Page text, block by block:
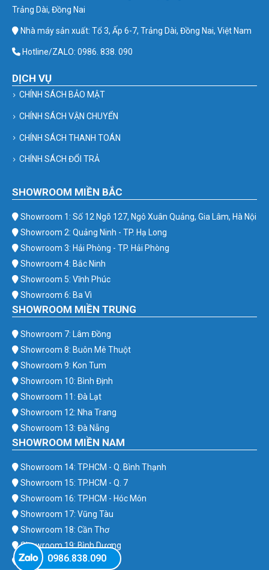
Trảng Dài, Đồng Nai
Nhà máy sản xuất: Tổ 3, Ấp 6-7, Trảng Dài, Đồng Nai, Việt Nam
Hotline/ZALO: 0986. 838. 090
DỊCH VỤ
CHÍNH SÁCH BẢO MẬT
CHÍNH SÁCH VẬN CHUYỂN
CHÍNH SÁCH THANH TOÁN
CHÍNH SÁCH ĐỔI TRẢ
SHOWROOM MIỀN BẮC
Showroom 1: Số 12 Ngõ 127, Ngô Xuân Quảng, Gia Lâm, Hà Nội
Showroom 2: Quảng Ninh - TP. Hạ Long
Showroom 3: Hải Phòng - TP. Hải Phòng
Showroom 4: Bắc Ninh
Showroom 5: Vĩnh Phúc
Showroom 6: Ba Vì
SHOWROOM MIỀN TRUNG
Showroom 7: Lâm Đồng
Showroom 8: Buôn Mê Thuột
Showroom 9: Kon Tum
Showroom 10: Bình Định
Showroom 11: Đà Lạt
Showroom 12: Nha Trang
Showroom 13: Đà Nẵng
SHOWROOM MIỀN NAM
Showroom 14: TP.HCM - Q. Bình Thạnh
Showroom 15: TP.HCM - Q. 7
Showroom 16: TP.HCM - Hóc Môn
Showroom 17: Vũng Tàu
Showroom 18: Cần Thơ
Showroom 19: Bình Dương
Showroom 20: Bình Phước
0986.838.090